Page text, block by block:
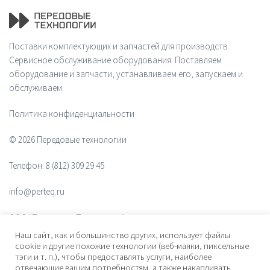
Поставки комплектующих и запчастей для производств.
Сервисное обслуживание оборудования. Поставляем
оборудование и запчасти, устанавливаем его, запускаем и
обслуживаем.
Политика конфиденциальности
© 2026 Передовые технологии
Телефон: 8 (812) 309 29 45
info@perteq.ru
ООО "Передовые Технологии"
ОГРН 1117847072628
Наш сайт, как и большинство других, использует файлы
cookie и другие похожие технологии (веб-маяки, пиксельные
тэги и т. п.), чтобы предоставлять услуги, наиболее
отвечающие вашим потребностям, а также накапливать